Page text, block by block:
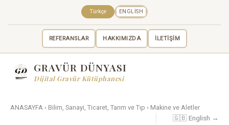
REFERANSLAR HAKKIMIZDA İLETİŞİM
Türkçe ENGLISH
GRAVÜR DÜNYASI
Dijital Gravür Kütüphanesi
ANASAYFA › Bilim, Sanayi, Ticaret, Tarım ve Tıp › Makine ve Aletler
🇬🇧 English →